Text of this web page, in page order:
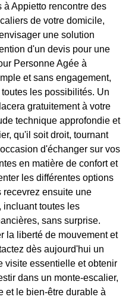
à Appietto rencontre des
de votre domicile,
une solution
d'un devis pour une
Personne Agée à
et sans engagement,
les possibilités. Un
gratuitement à votre
technique approfondie et
qu'il soit droit, tournant
d'échanger sur vos
en matière de confort et
les différentes options
ensuite une
incluant toutes les
sans surprise.
la liberté de mouvement et
dès aujourd'hui un
visite essentielle et obtenir
dans un monte-escalier,
et le bien-être durable à